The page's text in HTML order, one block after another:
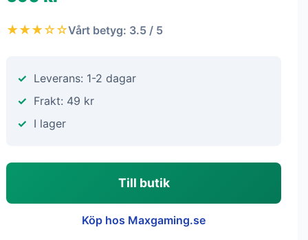
★★★☆☆Vårt betyg: 3.5 / 5
Leverans: 1-2 dagar
Frakt: 49 kr
I lager
Till butik
Köp hos Maxgaming.se